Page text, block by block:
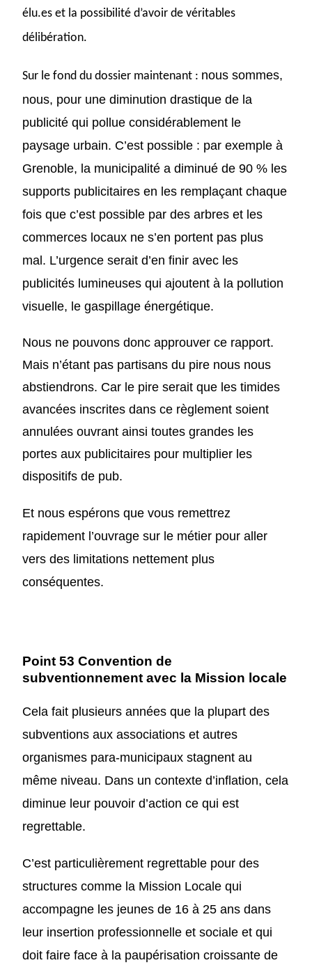
élu.es et la possibilité d’avoir de véritables
délibération.
Sur le fond du dossier maintenant : nous sommes,
nous, pour unediminutiondrastiquede la
publicitéqui pollue considérablement le
paysage urbain. C’est possible : par exemple à
Grenoble, la municipalité a diminué de 90 % les
supports publicitairesen les remplaçant chaque
fois que c’est possible par des arbres et les
commerces locaux ne s’en portent pas plus
mal. L’urgence serait d’en finir avec les
publicités lumineuses qui ajoutentà la pollution
visuelle, le gaspillage énergétique.
Nous ne pouvons donc approuver ce rapport.
Mais n’étant pas partisans du pire nous nous
abstiendrons. Car le pire serait que les timides
avancées inscrites dans ce règlement soient
annulées ouvrant ainsi toutes grandes les
portes aux publicitaires pour multiplier les
dispositifs de pub.
Et nous espérons que vous remettrez
rapidement l’ouvrage sur le métier pour aller
vers des limitations nettement plus
conséquentes.
Point 53 Convention de
subventionnement avec la Mission locale
Cela fait plusieurs années que la plupart des
subventionsaux associations et autres
organismes para-municipaux stagnentau
même niveau. Dans un contexte d’inflation,cela
diminue leur pouvoir d’action ce qui est
regrettable.
C’est particulièrement regrettable pour des
structures comme la Mission Localequi
accompagne les jeunes de 16 à 25 ans dans
leur insertion professionnelle et socialeet qui
doit faire face à la paupérisation croissante de